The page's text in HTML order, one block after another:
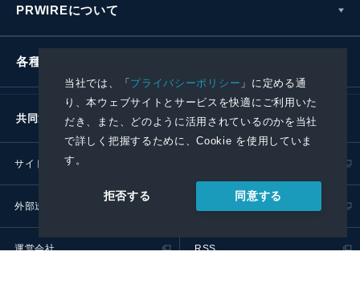
当社では、「プライバシーポリシー 」に定める通
り、本ウェブサイトとサービスを快適にご利用いた
だき、また、どのように活用されているのかを当社
で詳しく把握するために、Cookie を使用していま
す。
拒否する 同意する
PRWIREについて
各種お問い合わせ
共同通信社グループ
サイトポリシー
外部送信ポリシー プレスリリース取扱基準
運営会社 RSS